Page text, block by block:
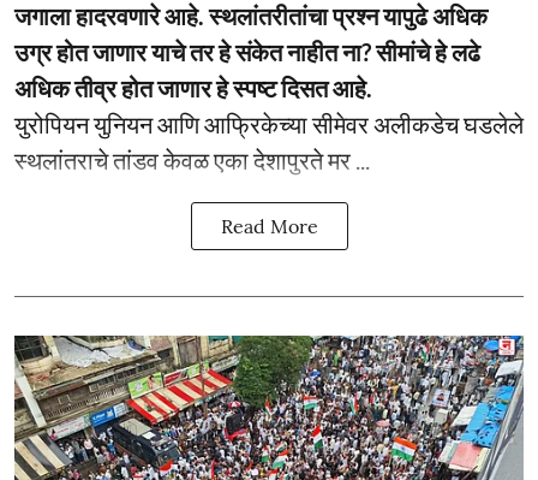
जगाला हादरवणारे आहे. स्थलांतरीतांचा प्रश्न यापुढे अधिक
उग्र होत जाणार याचे तर हे संकेत नाहीत ना? सीमांचे हे लढे
अधिक तीव्र होत जाणार हे स्पष्ट दिसत आहे.
युरोपियन युनियन आणि आफ्रिकेच्या सीमेवर अलीकडेच घडलेले
स्थलांतराचे तांडव केवळ एका देशापुरते मर ...
Read More